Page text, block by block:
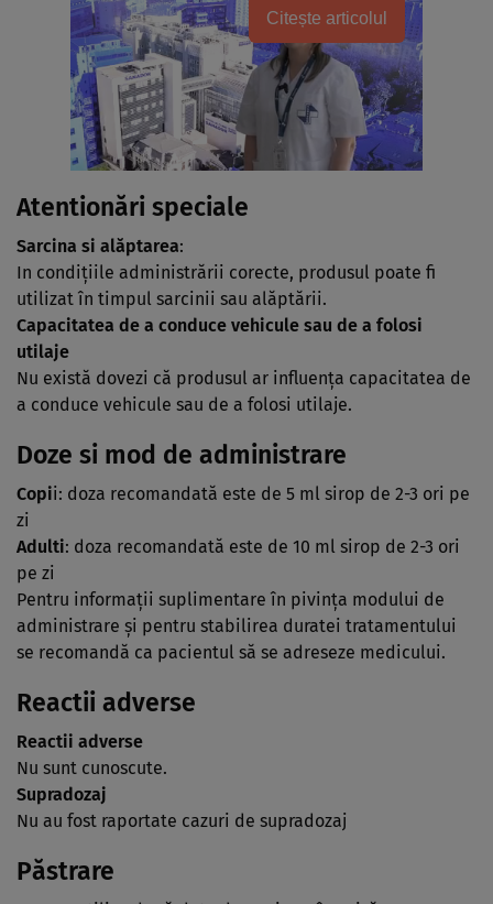
Citește articolul
Atentionări speciale
Sarcina si alăptarea:
In condiţiile administrării corecte, produsul poate fi
utilizat în timpul sarcinii sau alăptării.
Capacitatea de a conduce vehicule sau de a folosi
utilaje
Nu există dovezi că produsul ar influenţa capacitatea de
a conduce vehicule sau de a folosi utilaje.
Doze si mod de administrare
Copii: doza recomandată este de 5 ml sirop de 2-3 ori pe
zi
Adulti: doza recomandată este de 10 ml sirop de 2-3 ori
pe zi
Pentru informaţii suplimentare în pivinţa modului de
administrare şi pentru stabilirea duratei tratamentului
se recomandă ca pacientul să se adreseze medicului.
Reactii adverse
Reactii adverse
Nu sunt cunoscute.
Supradozaj
Nu au fost raportate cazuri de supradozaj
Păstrare